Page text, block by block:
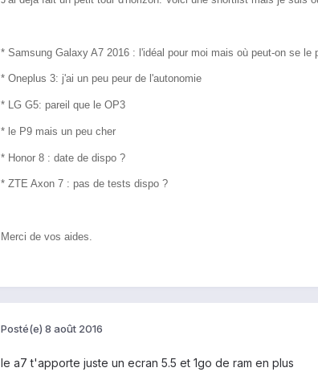
* Samsung Galaxy A7 2016 : l'idéal pour moi mais où peut-on se
* Oneplus 3: j'ai un peu peur de l'autonomie
* LG G5: pareil que le OP3
* le P9 mais un peu cher
* Honor 8 : date de dispo ?
* ZTE Axon 7 : pas de tests dispo ?
Merci de vos aides.
Posté(e) 8 août 2016
le a7 t'apporte juste un ecran 5.5 et 1go de ram en plus